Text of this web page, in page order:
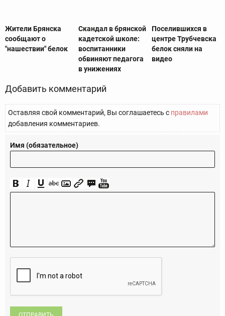
Жители Брянска
сообщают о
"нашествии" белок
Скандал в брянской
кадетской школе:
воспитанники
обвиняют педагога
в унижениях
Поселившихся в
центре Трубчевска
белок сняли на
видео
Добавить комментарий
Оставляя свой комментарий, Вы соглашаетесь с правилами
добавления комментариев.
Имя (обязательное)